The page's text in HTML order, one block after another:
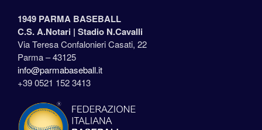
1949 PARMA BASEBALL
C.S. A.Notari | Stadio N.Cavalli
Via Teresa Confalonieri Casati, 22
Parma – 43125
info@parmabaseball.it
+39 0521 152 3413